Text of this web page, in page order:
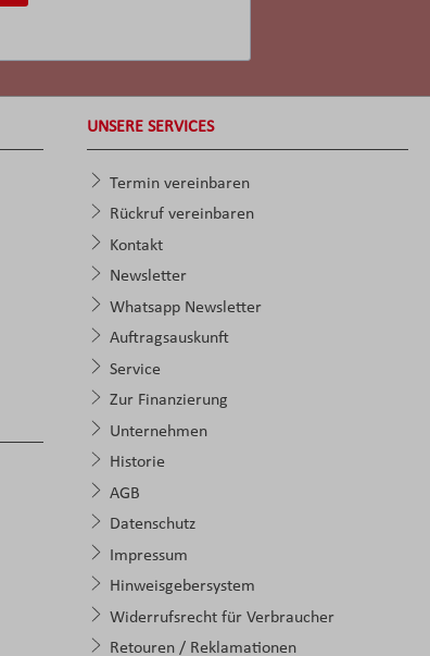
UNSERE SERVICES
Termin vereinbaren
Rückruf vereinbaren
Kontakt
Newsletter
Whatsapp Newsletter
Auftragsauskunft
Service
Zur Finanzierung
Unternehmen
Historie
AGB
Datenschutz
Impressum
Hinweisgebersystem
Widerrufsrecht für Verbraucher
Retouren / Reklamationen